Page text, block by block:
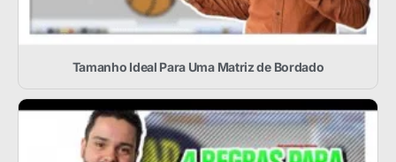
Tamanho Ideal Para Uma Matriz de Bordado